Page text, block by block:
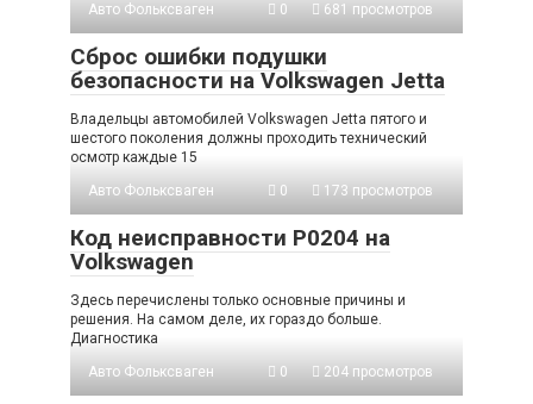
Авто Фольксваген
0 681 просмотров
Сброс ошибки подушки
безопасности на Volkswagen Jetta
Владельцы автомобилей Volkswagen Jetta пятого и
шестого поколения должны проходить технический
осмотр каждые 15
Авто Фольксваген
0 173 просмотров
Код неисправности P0204 на
Volkswagen
Здесь перечислены только основные причины и
решения. На самом деле, их гораздо больше.
Диагностика
Авто Фольксваген
0 204 просмотров